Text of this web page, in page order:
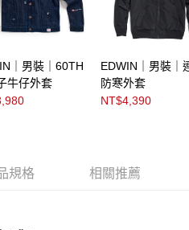
｜男裝｜60TH
牛仔外套
EDWIN｜男裝｜
防寒外套
NT$4,390
規格 相關推薦